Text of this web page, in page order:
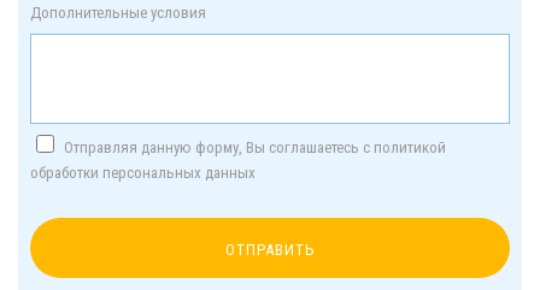
Дополнительные условия
Отправляя данную форму, Вы соглашаетесь с политикой
обработки персональных данных